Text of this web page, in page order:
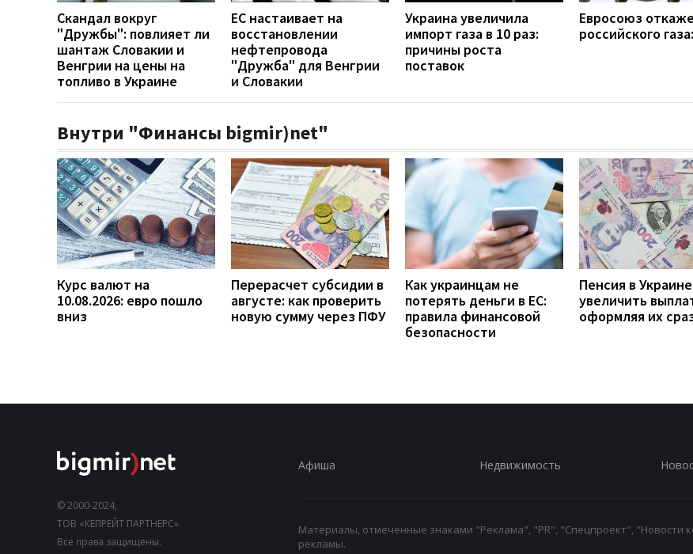
Скандал вокруг
"Дружбы": повлияет ли
шантаж Словакии и
Венгрии на цены на
топливо в Украине
ЕС настаивает на
восстановлении
нефтепровода
"Дружба" для Венгрии
и Словакии
Украина увеличила
импорт газа в 10 раз:
причины роста
поставок
Евросоюз
российского
Внутри "Финансы bigmir)net"
Курс валют на
10.08.2026: евро пошло
вниз
Перерасчет субсидии в
августе: как проверить
новую сумму через ПФУ
Как украинцам не
потерять деньги в ЕС:
правила финансовой
безопасности
Пенсия в
увеличить
оформляя их
© 2000-2024,
ТОВ «КЕПРЕЙТ ПАРТНЕРС».
Все права защищены.
Афиша Недвижимость
Материалы, отмеченные знаками "Реклама", "PR", "Спецпроект", "Новости
рекламы.